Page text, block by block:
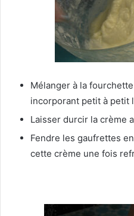
Mélanger à la
incorporant petit à petit
Laisser durcir la crème
Fendre les gaufrettes
cette crème une fois